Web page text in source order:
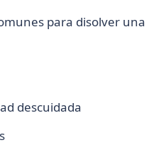
para disolver una
descuidada